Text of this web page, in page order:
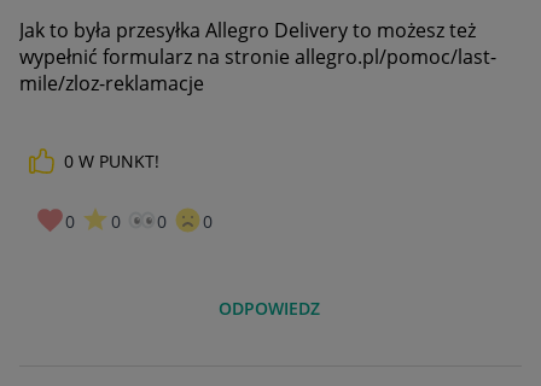
Jak to była przesyłka Allegro Delivery to możesz też
wypełnić formularz na stronie allegro.pl/pomoc/last-
mile/zloz-reklamacje
0 W PUNKT!
0 0 0 0
ODPOWIEDZ